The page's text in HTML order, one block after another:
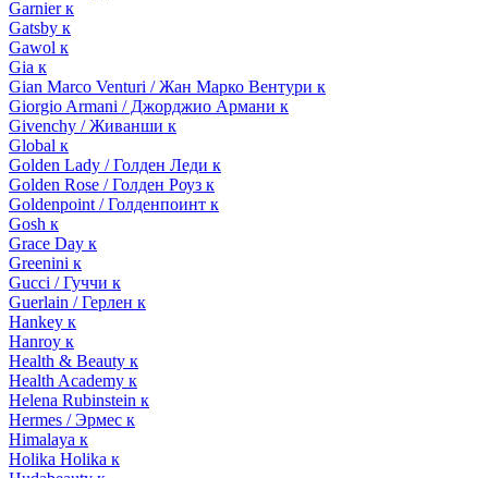
Garnier к
Gatsby к
Gawol к
Gia к
Gian Marco Venturi / Жан Марко Вентури к
Giorgio Armani / Джорджио Армани к
Givenchy / Живанши к
Global к
Golden Lady / Голден Леди к
Golden Rose / Голден Роуз к
Goldenpoint / Голденпоинт к
Gosh к
Grace Day к
Greenini к
Gucci / Гуччи к
Guerlain / Герлен к
Hankey к
Hanroy к
Health & Beauty к
Health Academy к
Helena Rubinstein к
Hermes / Эрмес к
Himalaya к
Holika Holika к